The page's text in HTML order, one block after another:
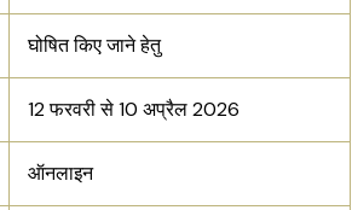
घोषित किए जाने हेतु
12 फरवरी से 10 अप्रैल 2026
ऑनलाइन